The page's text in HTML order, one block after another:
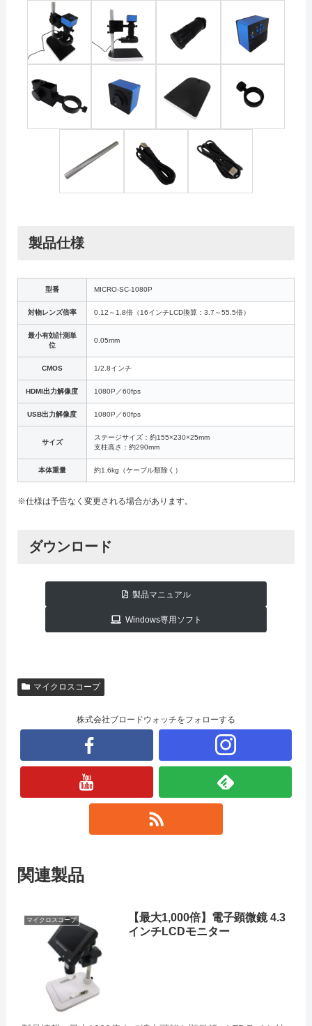
製品仕様
型番 MICRO-SC-1080P
対物レンズ倍率 0.12～1.8倍（16インチLCD換算：3.7～55.5倍）
最小有効計測単
位
0.05mm
CMOS 1/2.8インチ
HDMI出力解像度 1080P／60fps
USB出力解像度 1080P／60fps
サイズ
ステージサイズ：約155×230×25mm
支柱高さ：約290mm
本体重量 約1.6kg（ケーブル類除く）
※仕様は予告なく変更される場合があります。
ダウンロード
製品マニュアル
Windows専用ソフト
マイクロスコープ
株式会社ブロードウォッチをフォローする
関連製品
マイクロスコープ
【最大1,000倍】電子顕微鏡 4.3
インチLCDモニター